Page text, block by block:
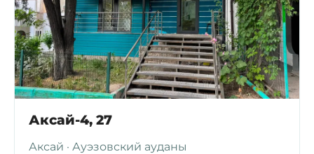
Аксай-4, 27
Аксай · Ауэзовский ауданы